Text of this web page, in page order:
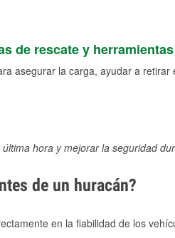
de rescate y
asegurar la carga, ayudar a retirar
hora y mejorar la seguridad
de un huracán?
en la fiabilidad de los